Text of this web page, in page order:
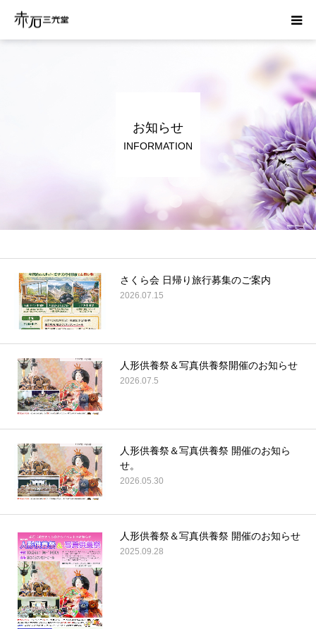
お知らせ
INFORMATION
さくら会 日帰り旅行募集のご案内
2026.07.15
人形供養祭＆写真供養祭開催のお知らせ
2026.07.5
人形供養祭＆写真供養祭 開催のお知ら
せ。
2026.05.30
人形供養祭＆写真供養祭 開催のお知らせ
2025.09.28
資料請求